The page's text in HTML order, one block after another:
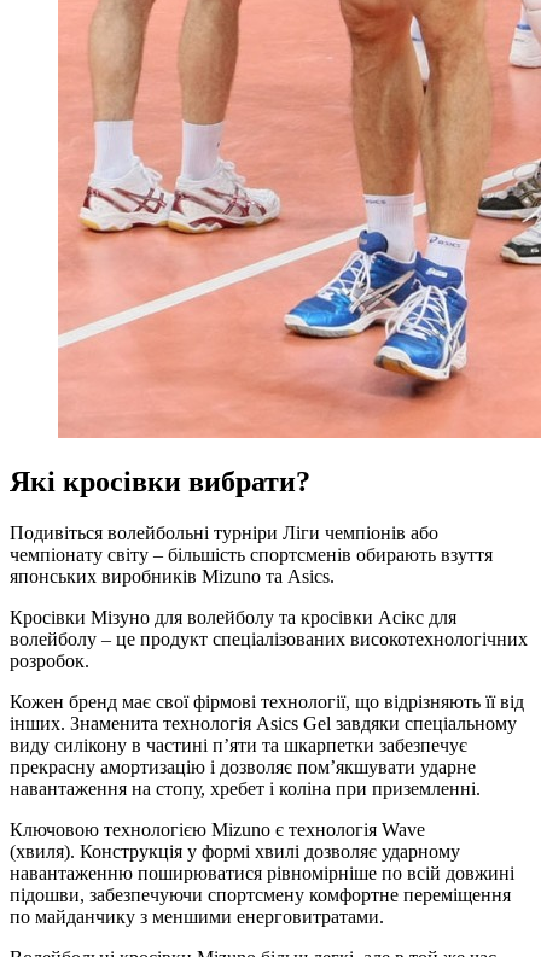
Які кросівки вибрати?
Подивіться волейбольні турніри Ліги чемпіонів або
чемпіонату світу – більшість спортсменів обирають взуття
японських виробників Mizuno та Asics.
Кросівки Мізуно для волейболу та кросівки Асікс для
волейболу – це продукт спеціалізованих високотехнологічних
розробок.
Кожен бренд має свої фірмові технології, що відрізняють її від
інших. Знаменита технологія Asics Gel завдяки спеціальному
виду силікону в частині п’яти та шкарпетки забезпечує
прекрасну амортизацію і дозволяє пом’якшувати ударне
навантаження на стопу, хребет і коліна при приземленні.
Ключовою технологією Mizuno є технологія Wave
(хвиля). Конструкція у формі хвилі дозволяє ударному
навантаженню поширюватися рівномірніше по всій довжині
підошви, забезпечуючи спортсмену комфортне переміщення
по майданчику з меншими енерговитратами.